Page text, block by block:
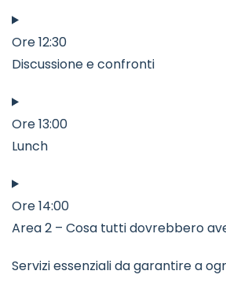
Ore 12:30
Discussione e confronti
Ore 13:00
Lunch
Ore 14:00
Area 2 – Cosa tutti dovrebbero
Servizi essenziali da garantire a